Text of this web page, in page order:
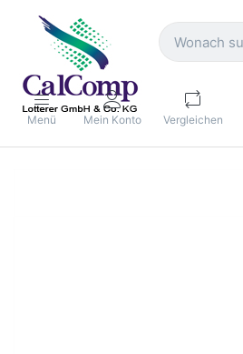
Menü Mein Konto Vergleichen